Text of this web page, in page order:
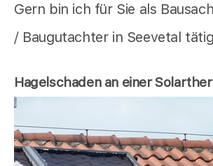
Gern bin ich für Sie als
/ Baugutachter in Seevetal tätig
Hagelschaden an einer